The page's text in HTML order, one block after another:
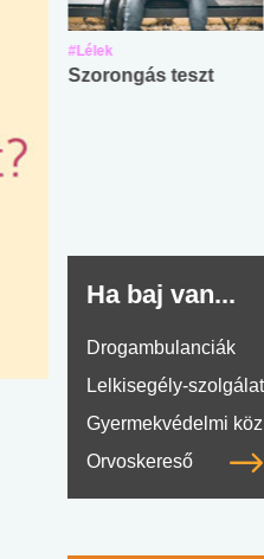
#Lélek
Szorongás teszt
Ha baj van...
Drogambulanciák
Lelkisegély-
Gyermekvédelmi
Orvoskereső